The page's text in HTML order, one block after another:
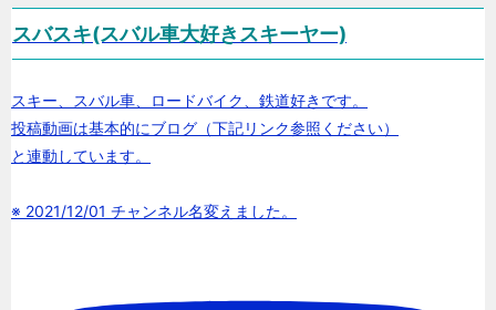
スバスキ(スバル車大好きスキーヤー)
スキー、スバル車、ロードバイク、鉄道好きです。
投稿動画は基本的にブログ（下記リンク参照ください）
と連動しています。
※ 2021/12/01 チャンネル名変えました。